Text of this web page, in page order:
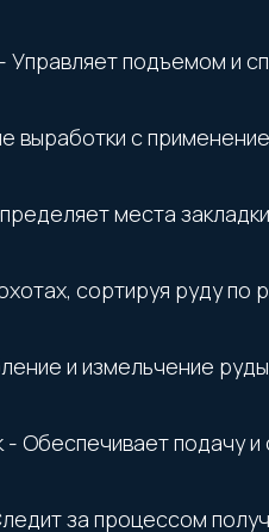
подъемом и
выработки с
места
сортируя руду по
и измельчение
Обеспечивает подачу
за процессом